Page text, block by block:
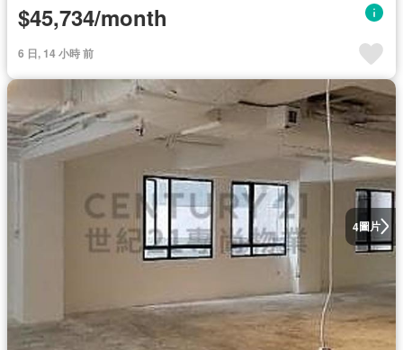
$45,734/month
6 日, 14 小時 前
4圖片